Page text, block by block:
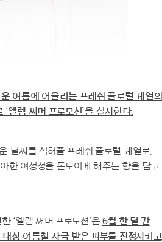
여름에 어울리는 프레쉬 플로럴 계열의
엘렘 써머 프로모션’을 실시한다.
날씨를 식혀줄 프레쉬 플로럴 계열로,
한 여성성을 돋보이게 해주는 향을 담고
‘엘렘 써머 프로모션’은 6월 한 달 간
상 여름철 자극 받은 피부를 진정시키고